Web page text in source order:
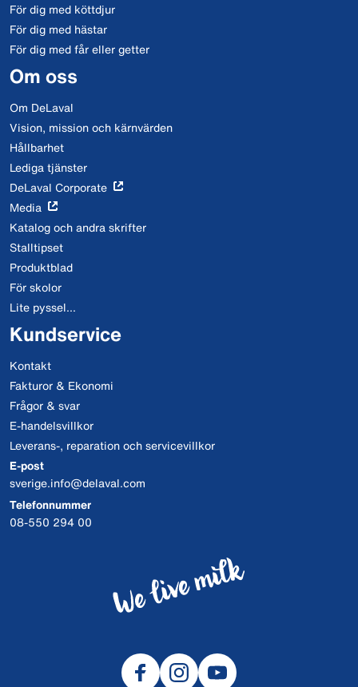
För dig med köttdjur
För dig med hästar
För dig med får eller getter
Om oss
Om DeLaval
Vision, mission och kärnvärden
Hållbarhet
Lediga tjänster
DeLaval Corporate
Media
Katalog och andra skrifter
Stalltipset
Produktblad
För skolor
Lite pyssel...
Kundservice
Kontakt
Fakturor & Ekonomi
Frågor & svar
E-handelsvillkor
Leverans-, reparation och servicevillkor
E-post
sverige.info@delaval.com
Telefonnummer
08-550 294 00